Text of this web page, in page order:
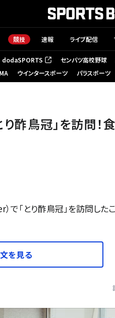
競技 速報 ライブ配信
dodaSPORTS
（新しいタブで開く） センバツ高校野球
ウインタースポーツ パラスポーツ
酢鳥冠」を訪問！
「とり酢鳥冠」を訪問した
を見る